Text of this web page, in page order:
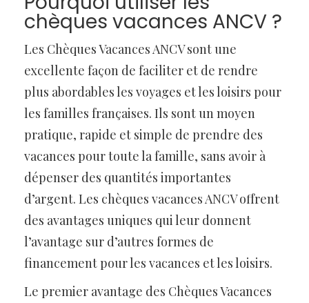
chèques vacances ANCV ?
Les Chèques Vacances ANCV sont une
excellente façon de faciliter et de rendre
plus abordables les voyages et les loisirs pour
les familles françaises. Ils sont un moyen
pratique, rapide et simple de prendre des
vacances pour toute la famille, sans avoir à
dépenser des quantités importantes
d’argent. Les chèques vacances ANCV offrent
des avantages uniques qui leur donnent
l’avantage sur d’autres formes de
financement pour les vacances et les loisirs.
Le premier avantage des Chèques Vacances